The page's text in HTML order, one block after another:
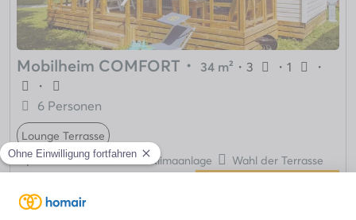
Mobilheim COMFORT ・ 34 m² ・ 3 ・1
・
・
6 Personen
Lounge Terrasse
Optional
Umkehrbare Klimaanlage Wahl der Terrasse